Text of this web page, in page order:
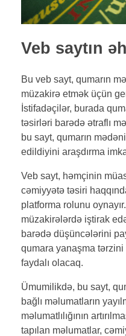
Veb saytın
Bu veb sayt, qumarın
müzakirə etmək üçün
İstifadəçilər, burada
təsirləri barədə ətraflı
bu sayt, qumarın
edildiyini araşdırma
Veb sayt, həmçinin
cəmiyyətə təsiri
platforma rolunu
müzakirələrdə iştirak
barədə düşüncələrini
qumara yanaşma
faydalı olacaq.
Ümumilikdə, bu sayt,
bağlı məlumatların
məlumatlılığının
tapılan məlumatlar,